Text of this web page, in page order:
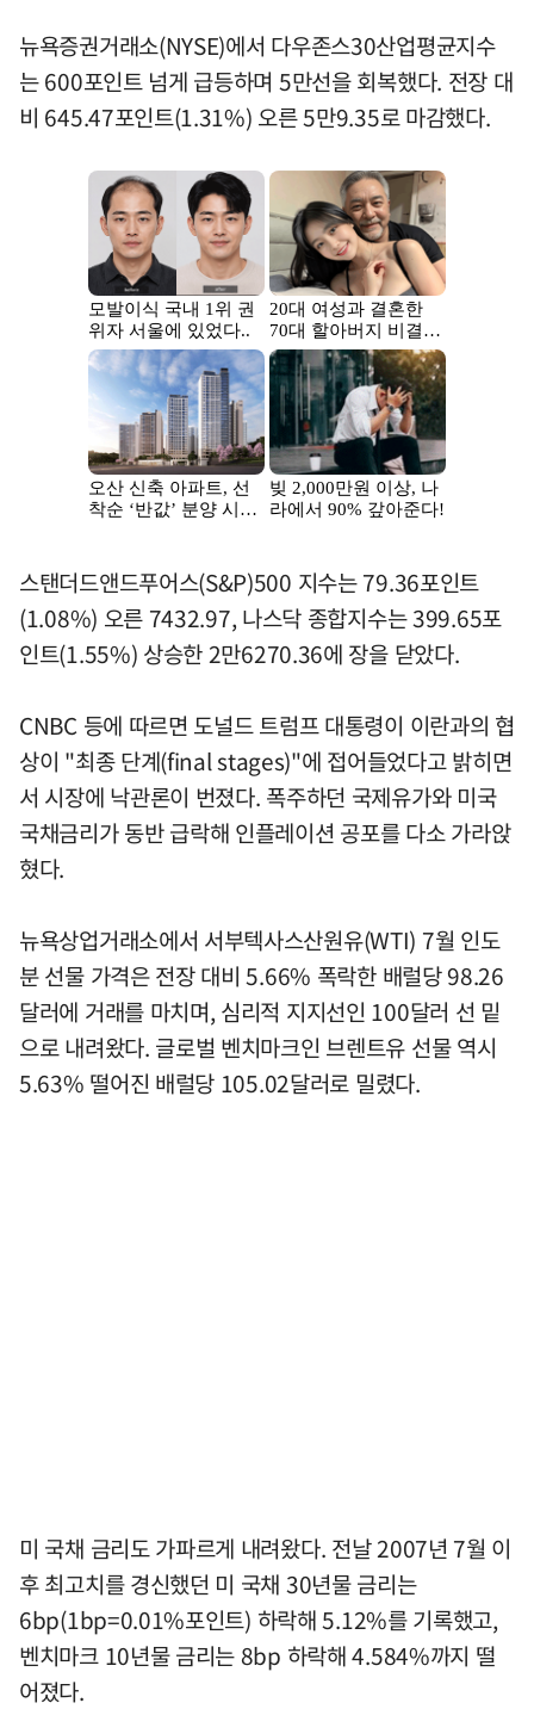
뉴욕증권거래소(NYSE)에서 다우존스30산업평균지수
는 600포인트 넘게 급등하며 5만선을 회복했다. 전장 대
비 645.47포인트(1.31%) 오른 5만9.35로 마감했다.
스탠더드앤드푸어스(S&P)500 지수는 79.36포인트
(1.08%) 오른 7432.97, 나스닥 종합지수는 399.65포
인트(1.55%) 상승한 2만6270.36에 장을 닫았다.
CNBC 등에 따르면 도널드 트럼프 대통령이 이란과의 협
상이 "최종 단계(final stages)"에 접어들었다고 밝히면
서 시장에 낙관론이 번졌다. 폭주하던 국제유가와 미국
국채금리가 동반 급락해 인플레이션 공포를 다소 가라앉
혔다.
뉴욕상업거래소에서 서부텍사스산원유(WTI) 7월 인도
분 선물 가격은 전장 대비 5.66% 폭락한 배럴당 98.26
달러에 거래를 마치며, 심리적 지지선인 100달러 선 밑
으로 내려왔다. 글로벌 벤치마크인 브렌트유 선물 역시
5.63% 떨어진 배럴당 105.02달러로 밀렸다.
미 국채 금리도 가파르게 내려왔다. 전날 2007년 7월 이
후 최고치를 경신했던 미 국채 30년물 금리는
6bp(1bp=0.01%포인트) 하락해 5.12%를 기록했고,
벤치마크 10년물 금리는 8bp 하락해 4.584%까지 떨
어졌다.